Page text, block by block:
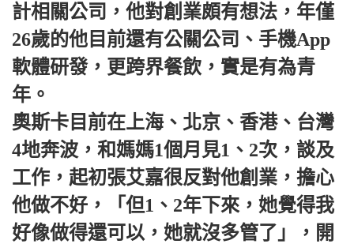
計相關公司，他對創業頗有想法，年僅
26歲的他目前還有公關公司、手機App
軟體研發，更跨界餐飲，實是有為青
年。
奧斯卡目前在上海、北京、香港、台灣
4地奔波，和媽媽1個月見1、2次，談及
工作，起初張艾嘉很反對他創業，擔心
他做不好，「但1、2年下來，她覺得我
好像做得還可以，她就沒多管了」，開